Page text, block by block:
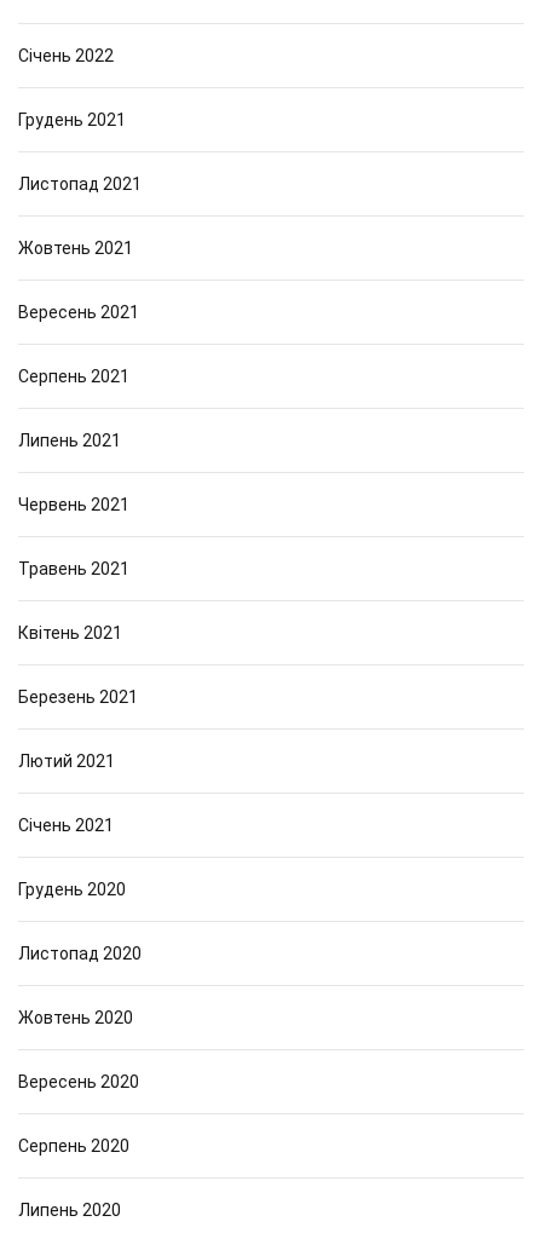
Січень 2022
Грудень 2021
Листопад 2021
Жовтень 2021
Вересень 2021
Серпень 2021
Липень 2021
Червень 2021
Травень 2021
Квітень 2021
Березень 2021
Лютий 2021
Січень 2021
Грудень 2020
Листопад 2020
Жовтень 2020
Вересень 2020
Серпень 2020
Липень 2020